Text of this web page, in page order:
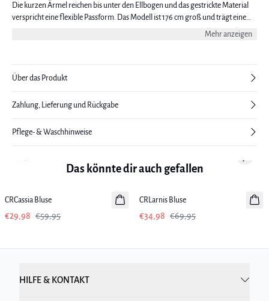
Die kurzen Ärmel reichen bis unter den Ellbogen und das gestrickte Material
verspricht eine flexible Passform. Das Modell ist 176 cm groß und trägt eine
Mehr anzeigen
Über das Produkt
Zahlung, Lieferung und Rückgabe
Pflege- & Waschhinweise
Das könnte dir auch gefallen
CRCassia Bluse
€29,98 €59,95
-50%
CRLarnis Bluse
€34,98 €69,95
Previous slide Next
HILFE & KONTAKT